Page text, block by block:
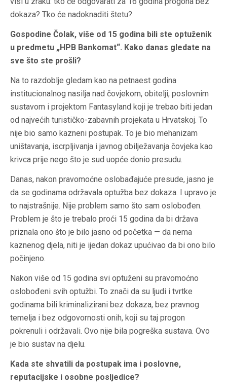
dokaza? Tko će nadoknaditi štetu?
Gospodine Čolak, više od 15 godina bili ste optuženik
u predmetu „HPB Bankomat“. Kako danas gledate na
sve što ste prošli?
Na to razdoblje gledam kao na petnaest godina
institucionalnog nasilja nad čovjekom, obitelji, poslovnim
sustavom i projektom Fantasyland koji je trebao biti jedan
od najvećih turističko-zabavnih projekata u Hrvatskoj. To
nije bio samo kazneni postupak. To je bio mehanizam
uništavanja, iscrpljivanja i javnog obilježavanja čovjeka kao
krivca prije nego što je sud uopće donio presudu.
Danas, nakon pravomoćne oslobađajuće presude, jasno je
da se godinama održavala optužba bez dokaza. I upravo je
to najstrašnije. Nije problem samo što sam oslobođen.
Problem je što je trebalo proći 15 godina da bi država
priznala ono što je bilo jasno od početka — da nema
kaznenog djela, niti je ijedan dokaz upućivao da bi ono bilo
počinjeno.
Nakon više od 15 godina svi optuženi su pravomoćno
oslobođeni svih optužbi. To znači da su ljudi i tvrtke
godinama bili kriminalizirani bez dokaza, bez pravnog
temelja i bez odgovornosti onih, koji su taj progon
pokrenuli i održavali. Ovo nije bila pogreška sustava. Ovo
je bio sustav na djelu.
Kada ste shvatili da postupak ima i poslovne,
reputacijske i osobne posljedice?